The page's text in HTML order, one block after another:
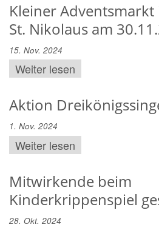
Kleiner
St. Nikolaus am
15. Nov. 2024
Weiter lesen
Aktion
1. Nov. 2024
Weiter lesen
Mitwirkende beim
Kinderkrippenspiel
28. Okt. 2024